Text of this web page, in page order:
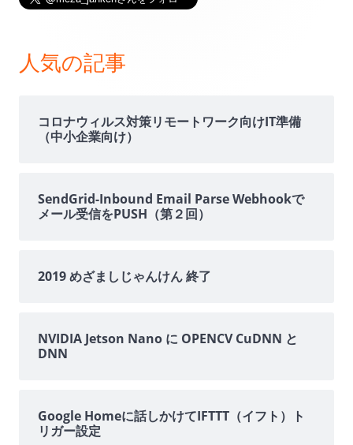
ン
人気の記事
コロナウィルス対策リモートワーク向けIT準備
（中小企業向け）
SendGrid-Inbound Email Parse Webhookで
メール受信をPUSH（第２回）
2019 めざましじゃんけん 終了
NVIDIA Jetson Nano に OPENCV CuDNN と
DNN
Google Homeに話しかけてIFTTT（イフト）ト
リガー設定